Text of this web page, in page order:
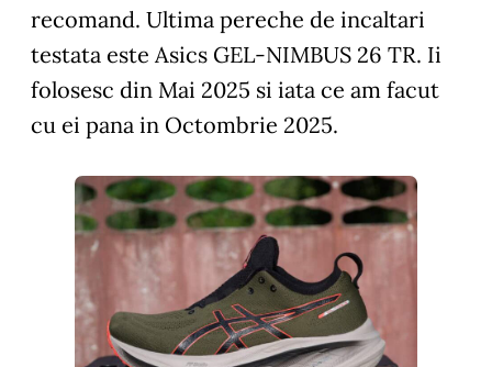
recomand. Ultima pereche de incaltari
testata este Asics GEL-NIMBUS 26 TR. Ii
folosesc din Mai 2025 si iata ce am facut
cu ei pana in Octombrie 2025.